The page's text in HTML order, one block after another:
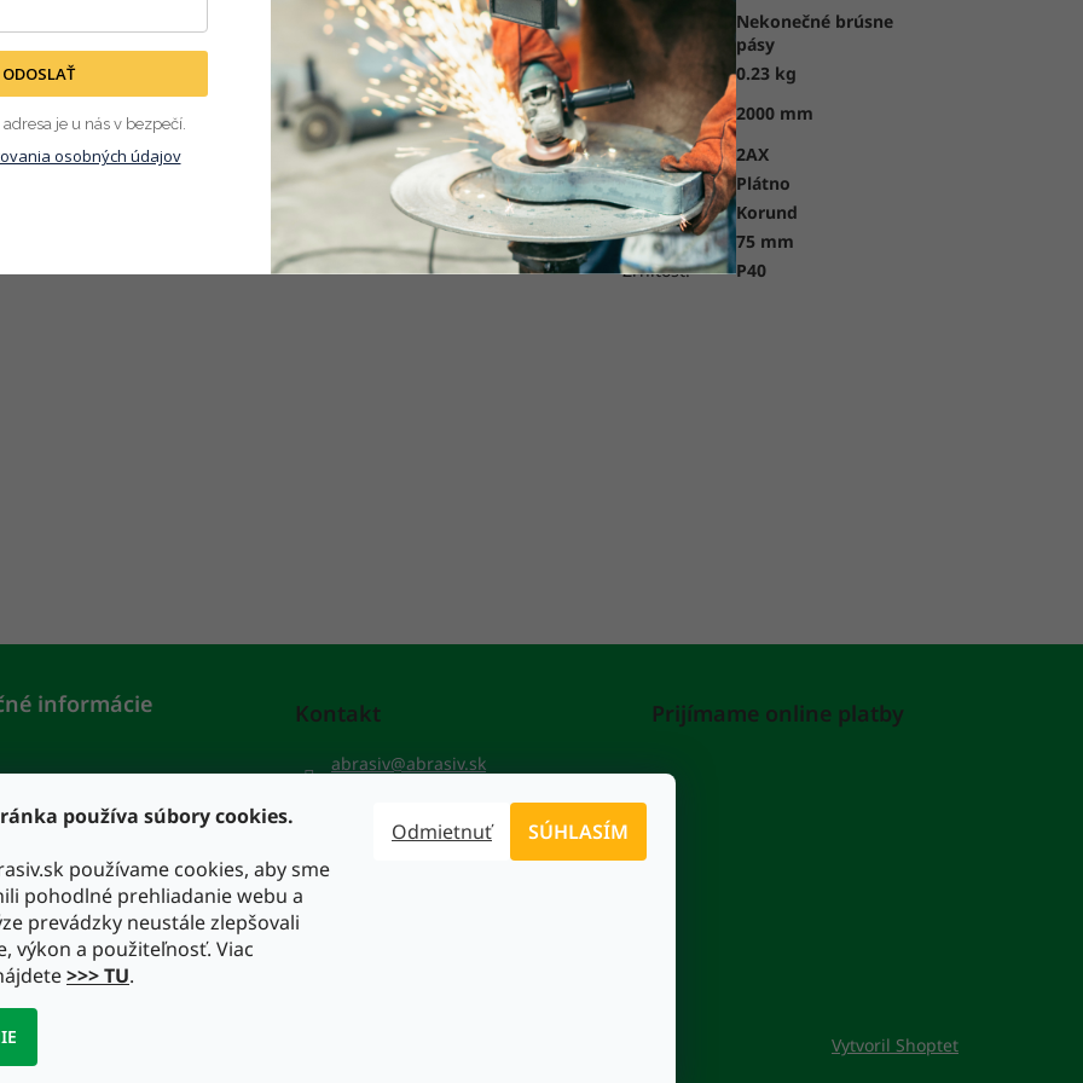
používa súbory cookies.
používame cookies, aby sme
pohodlné prehliadanie webu a
prevádzky neustále zlepšovali
výkon a použiteľnosť. Viac
>>> TU.
Odmietnuť SÚHLASÍM
produktu nie je dostupný Kategória:
Nekonečné brúsne
pásy
Hmotnosť:
0.23 kg
Dĺžka
pása:
2000 mm
Kvalita:
2AX
Podklad:
Plátno
Posyp:
Korund
Šírka pása:
75 mm
Zrnitosť:
P40
informácie Kontakt
abrasiv@abrasiv.sk
Prijímame online platby
Vytvoril Shoptet
ODOSLAŤ
je u nás v bezpečí.
osobných údajov